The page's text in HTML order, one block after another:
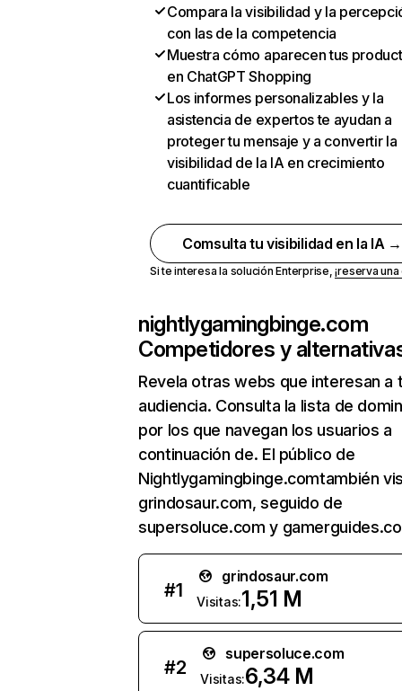
Compara la visibilidad y la
con las de la competencia
Muestra cómo aparecen tus
en ChatGPT Shopping
Los informes personalizables y la
asistencia de expertos te ayudan a
proteger tu mensaje y a convertir la
visibilidad de la IA en crecimiento
cuantificable
Comsulta tu visibilidad en la IA →
Si te interesa la solución Enterprise,¡reserva
nightlygamingbinge.com
Competidores y
Revela otras webs que interesan a
audiencia. Consulta la lista de
por los que navegan los usuarios a
continuación de. El público de
Nightlygamingbinge.comtambién
grindosaur.com, seguido de
supersoluce.com y
#1
grindosaur.com
Visitas:1,51 M
#2
supersoluce.com
Visitas:6,34 M